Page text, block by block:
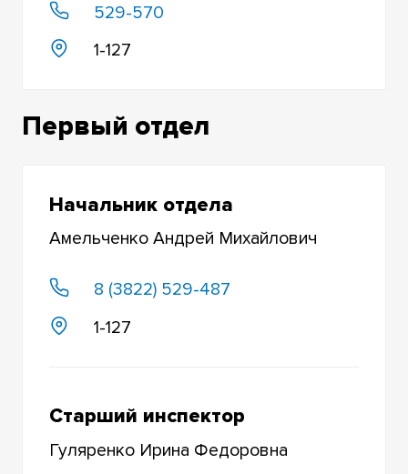
529-570
1-127
Первый отдел
Начальник отдела
Амельченко Андрей Михайлович
8 (3822) 529-487
1-127
Старший инспектор
Гуляренко Ирина Федоровна